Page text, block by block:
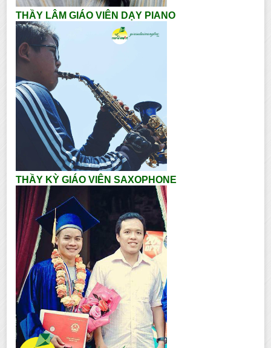
THẦY LÂM GIÁO VIÊN DẠY PIANO
THẦY KỲ GIÁO VIÊN SAXOPHONE